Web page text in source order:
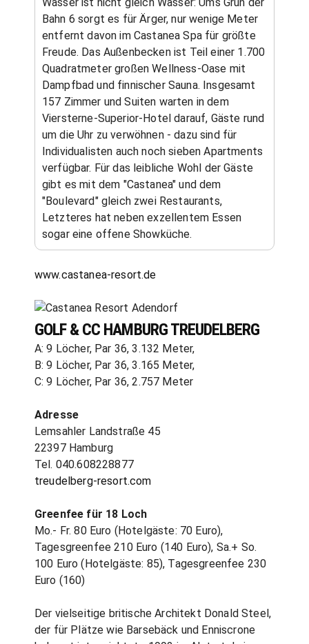
Bahn 6 sorgt es für Ärger, nur wenige Meter
entfernt davon im Castanea Spa für größte
Freude. Das Außenbecken ist Teil einer 1.700
Quadratmeter großen Wellness-Oase mit
Dampfbad und finnischer Sauna. Insgesamt
157 Zimmer und Suiten warten in dem
Viersterne-Superior-Hotel darauf, Gäste rund
um die Uhr zu verwöhnen - dazu sind für
Individualisten auch noch sieben Apartments
verfügbar. Für das leibliche Wohl der Gäste
gibt es mit dem "Castanea" und dem
"Boulevard" gleich zwei Restaurants,
Letzteres hat neben exzellentem Essen
sogar eine offene Showküche.
www.castanea-resort.de
GOLF & CC HAMBURG TREUDELBERG
A: 9 Löcher, Par 36, 3.132 Meter,
B: 9 Löcher, Par 36, 3.165 Meter,
C: 9 Löcher, Par 36, 2.757 Meter
Adresse
Lemsahler Landstraße 45
22397 Hamburg
Tel. 040.608228877
treudelberg-resort.com
Greenfee für 18 Loch
Mo.- Fr. 80 Euro (Hotelgäste: 70 Euro),
Tagesgreenfee 210 Euro (140 Euro), Sa.+ So.
100 Euro (Hotelgäste: 85), Tagesgreenfee 230
Euro (160)
Der vielseitige britische Architekt Donald Steel,
der für Plätze wie Barsebäck und Enniscrone